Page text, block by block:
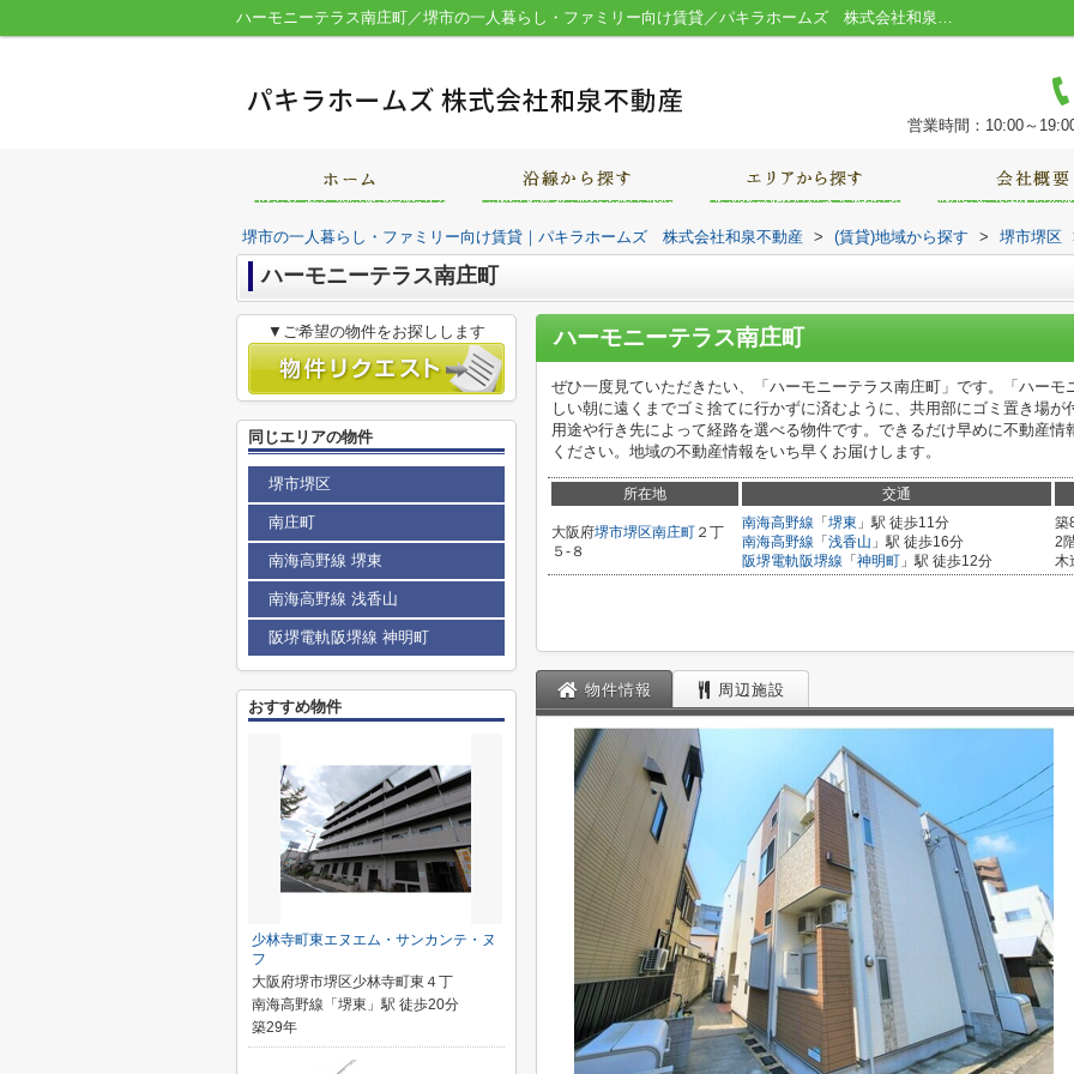
ハーモニーテラス南庄町／堺市の一人暮らし・ファミリー向け賃貸／パキラホームズ 株式会社和泉不動産
営業時間：10:00～
堺市の一人暮らし・ファミリー向け賃貸｜パキラホームズ 株式会社和泉不動産 > (賃貸)地域から探す > 堺市堺区
ハーモニーテラス南庄町
ハーモニーテラス南庄町
ぜひ一度見ていただきたい、「ハーモニーテラス南庄町」です。「ハー
しい朝に遠くまでゴミ捨てに行かずに済むように、共用部にゴミ置き場
用途や行き先によって経路を選べる物件です。できるだけ早めに不動産
ください。地域の不動産情報をいち早くお届けします。
所在地 交通
大阪府堺市堺区南庄町 ２丁
５-８
南海高野線 「 堺東 」駅 徒歩11分
南海高野線 「 浅香山 」駅 徒歩16分
阪堺電軌阪堺線 「 神明町 」駅 徒歩12分
築
2
木
物件情報 周辺施設
▼ご希望の物件をお探しします
同じエリアの物件
堺市堺区
南庄町
南海高野線 堺東
南海高野線 浅香山
阪堺電軌阪堺線 神明町
おすすめ物件
少林寺町東エヌエム・サンカンテ・ヌ
フ
大阪府堺市堺区少林寺町東４丁
南海高野線「堺東」駅 徒歩20分
築29年